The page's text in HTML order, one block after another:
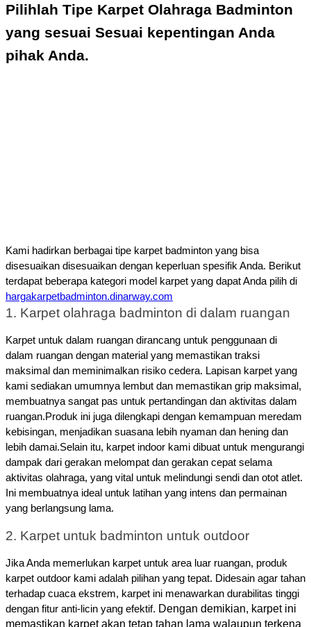
Pilihlah Tipe Karpet Olahraga Badminton
yang sesuai Sesuai kepentingan Anda
pihak Anda.
Kami hadirkan berbagai tipe karpet badminton yang bisa
disesuaikan disesuaikan dengan keperluan spesifik Anda. Berikut
terdapat beberapa kategori model karpet yang dapat Anda pilih di
hargakarpetbadminton.dinarway.com
1. Karpet olahraga badminton di dalam ruangan
Karpet untuk dalam ruangan dirancang untuk penggunaan di
dalam ruangan dengan material yang memastikan traksi
maksimal dan meminimalkan risiko cedera. Lapisan karpet yang
kami sediakan umumnya lembut dan memastikan grip maksimal,
membuatnya sangat pas untuk pertandingan dan aktivitas dalam
ruangan.Produk ini juga dilengkapi dengan kemampuan meredam
kebisingan, menjadikan suasana lebih nyaman dan hening dan
lebih damai.Selain itu, karpet indoor kami dibuat untuk mengurangi
dampak dari gerakan melompat dan gerakan cepat selama
aktivitas olahraga, yang vital untuk melindungi sendi dan otot atlet.
Ini membuatnya ideal untuk latihan yang intens dan permainan
yang berlangsung lama.
2. Karpet untuk badminton untuk outdoor
Jika Anda memerlukan karpet untuk area luar ruangan, produk
karpet outdoor kami adalah pilihan yang tepat. Didesain agar tahan
terhadap cuaca ekstrem, karpet ini menawarkan durabilitas tinggi
dengan fitur anti-licin yang efektif. Dengan demikian, karpet ini
memastikan karpet akan tetap tahan lama walaupun terkena